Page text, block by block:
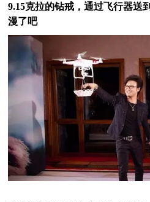
9.15克拉的钻戒，通过飞行器送
漫了吧